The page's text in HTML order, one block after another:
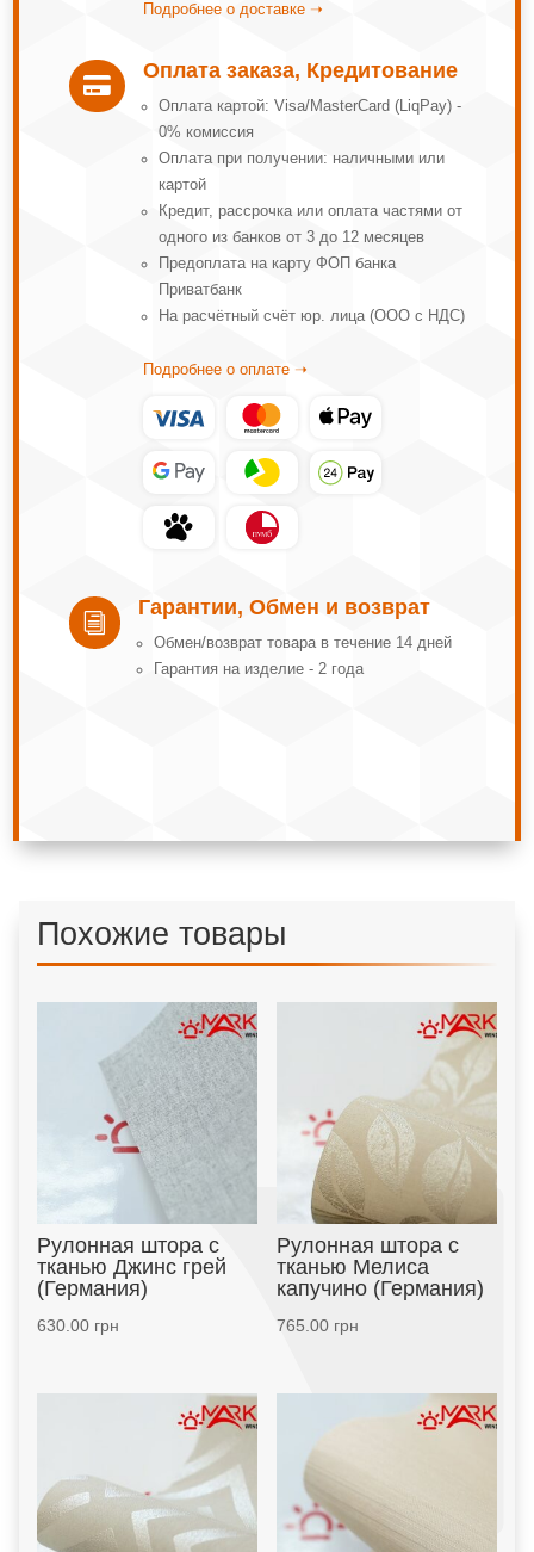
Подробнее о доставке ➝

Оплата заказа, Кредитование
Оплата картой: Visa/MasterCard (LiqPay) -
0% комиссия
Оплата при получении: наличными или
картой
Кредит, рассрочка или оплата частями от
одного из банков от 3 до 12 месяцев
Предоплата на карту ФОП банка
Приватбанк
На расчётный счёт юр. лица (ООО с НДС)
Подробнее о оплате ➝
i
Гарантии, Обмен и возврат
Обмeн/вoзвpaт тoвapa в тeчeниe 14 днeй
Гарантия на изделие - 2 года
Похожие товары
Рулонная штора с
тканью Джинс грей
(Германия)
630.00грн
Рулонная штора с
тканью Мелиса
капучино (Германия)
765.00грн